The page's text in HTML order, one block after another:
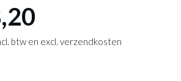
btw en excl. verzendkosten